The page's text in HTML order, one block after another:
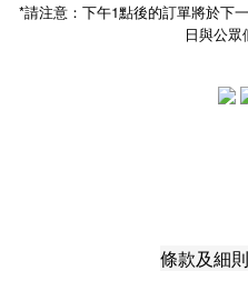
*請注意：下午1點後的訂單將於下
日與公眾
條款及細則